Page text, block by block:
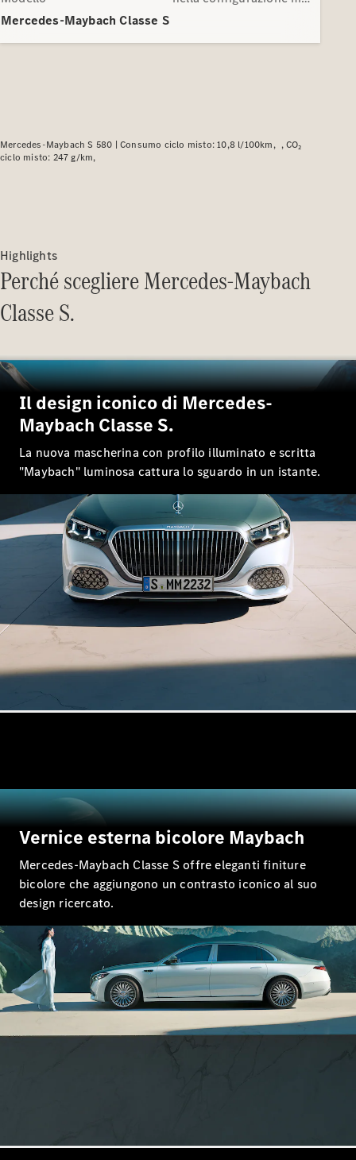
Modelli plug-in hybrid
Berlina
Classe
C
Berlina
Nuova Elettrica
EQE
EQS
Berlina
Elettrica
Classe E
Berlina
Classe S
Passo
Lungo
Mercedes-
Maybach
Classe S
Test Drive
Configuratore
Mercedes-
Benz Store
SUV & Fuoristrada
EQE
SUV
Elettrica
EQS
SUV
Elettrica
Mercedes-
Maybach
EQS SUV
GLA
GLA
Nuova
GLA Nuova Elettrica
GLB
GLB Nuova
GLC Nuova Elettrica
GLC
Mercedes-
Mercedes-Maybach Classe S
Mercedes-Maybach S 580 | Consumo ciclo misto: 10,8 l/100km
CO₂
ciclo misto: 247 g/km
Highlights
Perché scegliere Mercedes-Maybach
Classe S.
Il design iconico di Mercedes-
Maybach Classe S.
La nuova mascherina con profilo illuminato e scritta
"Maybach" luminosa cattura lo sguardo in un istante.
Vernice esterna bicolore Maybach
Mercedes-Maybach Classe S offre eleganti finiture
bicolore che aggiungono un contrasto iconico al suo
design ricercato.